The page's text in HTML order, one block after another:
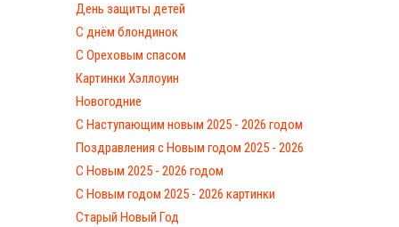
День защиты детей
С днём блондинок
С Ореховым спасом
Картинки Хэллоуин
Новогодние
С Наступающим новым 2025 - 2026 годом
Поздравления с Новым годом 2025 - 2026
С Новым 2025 - 2026 годом
C Новым годом 2025 - 2026 картинки
Старый Новый Год